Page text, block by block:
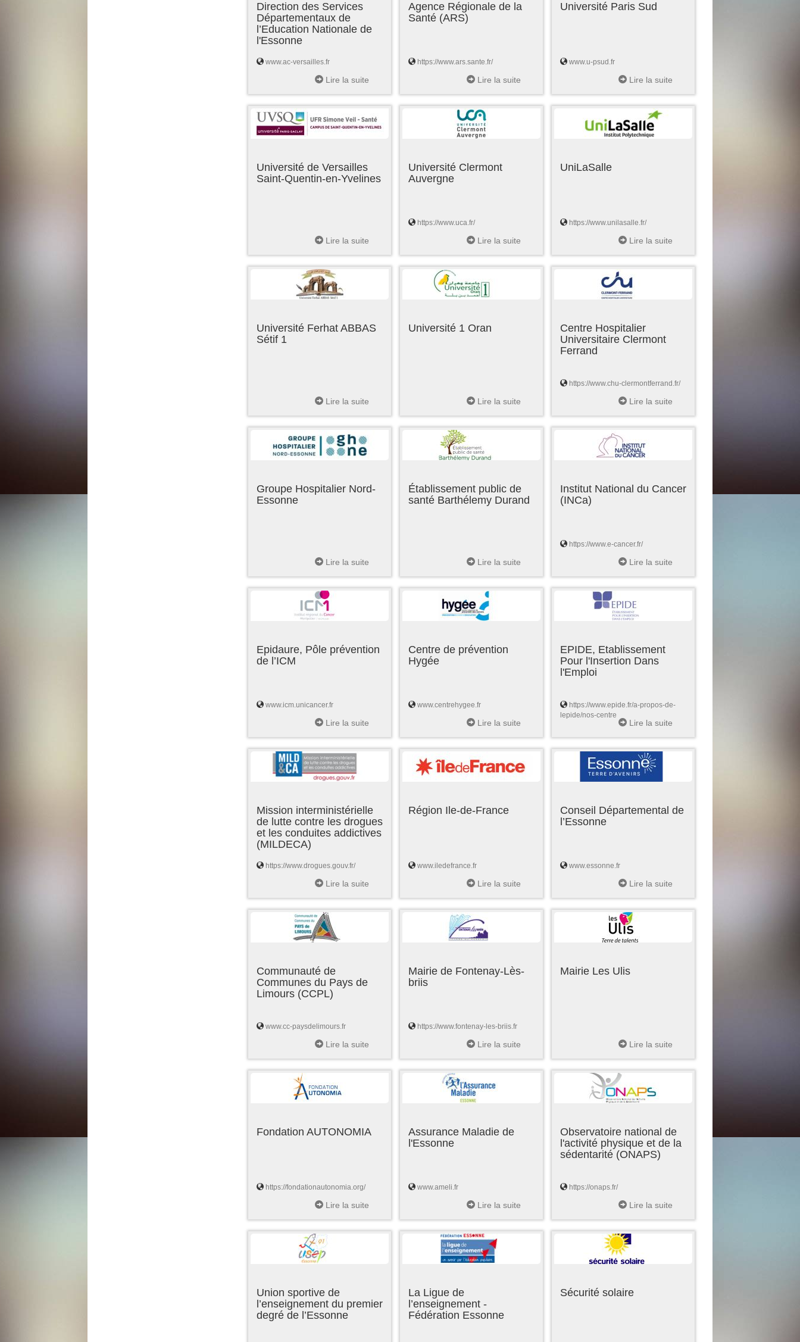
Direction des Services
Départementaux de
l’Education Nationale de
l'Essonne
www.ac-versailles.fr
Lire la suite
Agence Régionale de la
Santé (ARS)
https://www.ars.sante.fr/
Lire la suite
Université Paris Sud
www.u-psud.fr
Lire la suite
Université de Versailles
Saint-Quentin-en-Yvelines
Lire la suite
Université Clermont
Auvergne
https://www.uca.fr/
Lire la suite
UniLaSalle
https://www.unilasalle.fr/
Lire la suite
Université Ferhat ABBAS
Sétif 1
Lire la suite
Université 1 Oran
Lire la suite
Centre Hospitalier
Universitaire Clermont
Ferrand
https://www.chu-clermontferrand.fr/
Lire la suite
Groupe Hospitalier Nord-
Essonne
Lire la suite
Établissement public de
santé Barthélemy Durand
Lire la suite
Institut National du Cancer
(INCa)
https://www.e-cancer.fr/
Lire la suite
Epidaure, Pôle prévention
de l’ICM
www.icm.unicancer.fr
Lire la suite
Centre de prévention
Hygée
www.centrehygee.fr
Lire la suite
EPIDE, Etablissement
Pour l'Insertion Dans
l'Emploi
https://www.epide.fr/a-propos-de-
lepide/nos-centre
Lire la suite
Mission interministérielle
de lutte contre les drogues
et les conduites addictives
(MILDECA)
https://www.drogues.gouv.fr/
Lire la suite
Région Ile-de-France
www.iledefrance.fr
Lire la suite
Conseil Départemental de
l’Essonne
www.essonne.fr
Lire la suite
Communauté de
Communes du Pays de
Limours (CCPL)
www.cc-paysdelimours.fr
Lire la suite
Mairie de Fontenay-Lès-
briis
https://www.fontenay-les-briis.fr
Lire la suite
Mairie Les Ulis
Lire la suite
Fondation AUTONOMIA
https://fondationautonomia.org/
Lire la suite
Assurance Maladie de
l'Essonne
www.ameli.fr
Lire la suite
Observatoire national de
l'activité physique et de la
sédentarité (ONAPS)
https://onaps.fr/
Lire la suite
Union sportive de
l’enseignement du premier
degré de l’Essonne
La Ligue de
l’enseignement -
Fédération Essonne
Sécurité solaire